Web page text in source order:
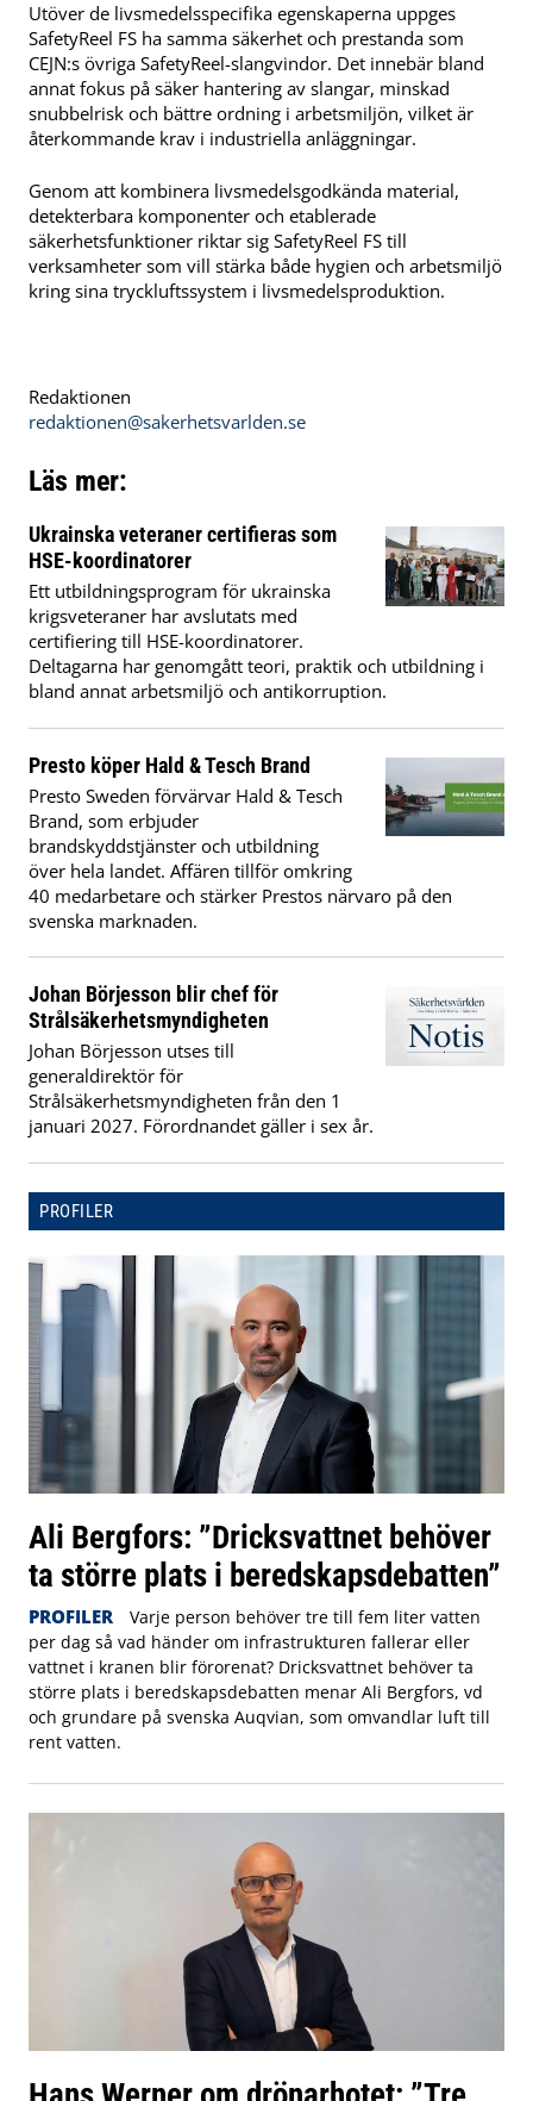
Utöver de livsmedelsspecifika egenskaperna uppges
SafetyReel FS ha samma säkerhet och prestanda som
CEJN:s övriga SafetyReel-slangvindor. Det innebär bland
annat fokus på säker hantering av slangar, minskad
snubbelrisk och bättre ordning i arbetsmiljön, vilket är
återkommande krav i industriella anläggningar.
Genom att kombinera livsmedelsgodkända material,
detekterbara komponenter och etablerade
säkerhetsfunktioner riktar sig SafetyReel FS till
verksamheter som vill stärka både hygien och arbetsmiljö
kring sina tryckluftssystem i livsmedelsproduktion.
Redaktionen
redaktionen@sakerhetsvarlden.se
Läs mer:
Ukrainska veteraner certifieras som
HSE-koordinatorer
Ett utbildningsprogram för ukrainska
krigsveteraner har avslutats med
certifiering till HSE-koordinatorer.
Deltagarna har genomgått teori, praktik och utbildning i
bland annat arbetsmiljö och antikorruption.
Presto köper Hald & Tesch Brand
Presto Sweden förvärvar Hald & Tesch
Brand, som erbjuder
brandskyddstjänster och utbildning
över hela landet. Affären tillför omkring
40 medarbetare och stärker Prestos närvaro på den
svenska marknaden.
Johan Börjesson blir chef för
Strålsäkerhetsmyndigheten
Johan Börjesson utses till
generaldirektör för
Strålsäkerhetsmyndigheten från den 1
januari 2027. Förordnandet gäller i sex år.
PROFILER
Ali Bergfors: ”Dricksvattnet behöver
ta större plats i beredskapsdebatten”
PROFILER
Varje person behöver tre till fem liter vatten
per dag så vad händer om infrastrukturen fallerar eller
vattnet i kranen blir förorenat? Dricksvattnet behöver ta
större plats i beredskapsdebatten menar Ali Bergfors, vd
och grundare på svenska Auqvian, som omvandlar luft till
rent vatten.